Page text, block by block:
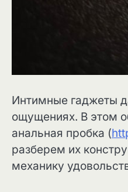
Интимные гаджеты
ощущениях. В этом
анальная пробка (
разберем их
механику